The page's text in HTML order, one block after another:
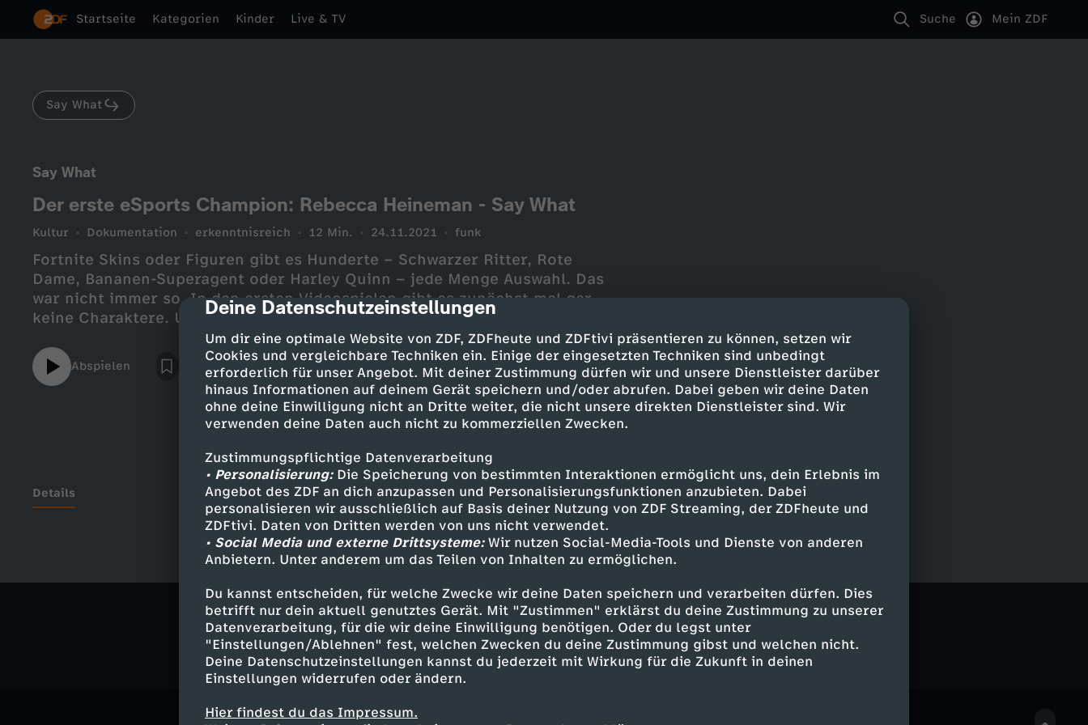
cmp-dialog-description
Deine Datenschutzeinstellungen
Um dir eine optimale Website von ZDF, ZDFheute und ZDFtivi präsentieren zu können, setzen wir
Cookies und vergleichbare Techniken ein. Einige der eingesetzten Techniken sind unbedingt
erforderlich für unser Angebot. Mit deiner Zustimmung dürfen wir und unsere Dienstleister darüber
hinaus Informationen auf deinem Gerät speichern und/oder abrufen. Dabei geben wir deine Daten
ohne deine Einwilligung nicht an Dritte weiter, die nicht unsere direkten Dienstleister sind. Wir
verwenden deine Daten auch nicht zu kommerziellen Zwecken.
Zustimmungspflichtige Datenverarbeitung
• Personalisierung:Die Speicherung von bestimmten Interaktionen ermöglicht uns, dein Erlebnis im
Angebot des ZDF an dich anzupassen und Personalisierungsfunktionen anzubieten. Dabei
personalisieren wir ausschließlich auf Basis deiner Nutzung von ZDF Streaming, der ZDFheute und
ZDFtivi. Daten von Dritten werden von uns nicht verwendet.
• Social Media und externe Drittsysteme:Wir nutzen Social-Media-Tools und Dienste von anderen
Anbietern. Unter anderem um das Teilen von Inhalten zu ermöglichen.
Du kannst entscheiden, für welche Zwecke wir deine Daten speichern und verarbeiten dürfen. Dies
betrifft nur dein aktuell genutztes Gerät. Mit "Zustimmen" erklärst du deine Zustimmung zu unserer
Datenverarbeitung, für die wir deine Einwilligung benötigen. Oder du legst unter
"Einstellungen/Ablehnen" fest, welchen Zwecken du deine Zustimmung gibst und welchen nicht.
Deine Datenschutzeinstellungen kannst du jederzeit mit Wirkung für die Zukunft in deinen
Einstellungen widerrufen oder ändern.
Hier findest du das Impressum.
Startseite Kategorien Kinder Live & TV Suche Mein ZDF
Say What
Say What
Der erste eSports Champion: Rebecca Heineman - Say What
Kultur Dokumentation erkenntnisreich 12 Min. 24.11.2021 funk
Fortnite Skins oder Figuren gibt es Hunderte – Schwarzer Ritter, Rote
Dame, Bananen-Superagent oder Harley Quinn – jede Menge Auswahl. Das
war nicht immer so. In den ersten Videospielen gibt es zunächst mal gar
keine Charaktere. Und die ersten Videospielhelden sind männlich.
Weibliche Heldinnen wie Lara Croft, Ellie oder Aloy gibt es in diesen Games
lange nicht. Das ist nicht für alle in Ordnung.
Abspielen
Details
Ähnliche Inhalte entdecken
Kultur Dokumentation erkenntnisreich Say What